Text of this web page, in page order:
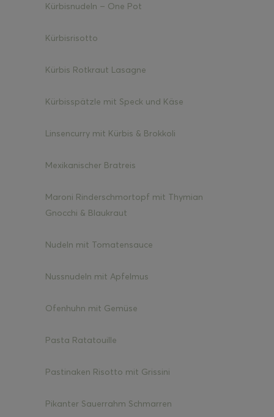
Kürbisnudeln – One Pot
Kürbisrisotto
Kürbis Rotkraut Lasagne
Kürbisspätzle mit Speck und Käse
Linsencurry mit Kürbis & Brokkoli
Mexikanischer Bratreis
Maroni Rinderschmortopf mit Thymian
Gnocchi & Blaukraut
Nudeln mit Tomatensauce
Nussnudeln mit Apfelmus
Ofenhuhn mit Gemüse
Pasta Ratatouille
Pastinaken Risotto mit Grissini
Pikanter Sauerrahm Schmarren